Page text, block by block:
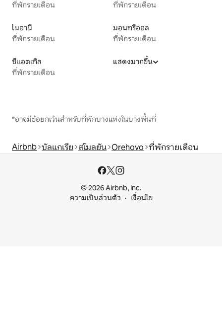
ที่พักรายเดือน
ที่พักรายเดือน
ไมอามี
ที่พักรายเดือน
มอนทรีออล
ที่พักรายเดือน
ซีแอตเทิล
ที่พักรายเดือน
แสดงมากขึ้น
*อาจมีข้อยกเว้นสำหรับที่พักบางแห่งในบางพื้นที่
Airbnb บัลแกเรีย สโมลยัน Orehovo ที่พักรายเดือน
© 2026 Airbnb, Inc.
ความเป็นส่วนตัว
เงื่อนไข